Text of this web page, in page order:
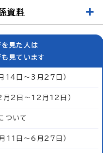
資料
を見た人は
も見ています
14日～3月27日）
月2日～12月12日）
ついて
11日～6月27日）